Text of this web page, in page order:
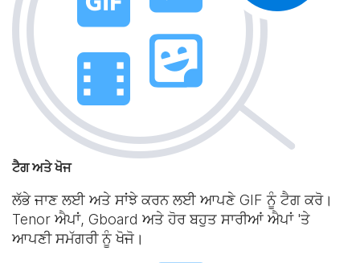
ਟੈਗ ਅਤੇ ਖੋਜ
ਲੱਭੇ ਜਾਣ ਲਈ ਅਤੇ ਸਾਂਝੇ ਕਰਨ ਲਈ ਆਪਣੇ GIF ਨੂੰ ਟੈਗ ਕਰੋ।
Tenor ਐਪਾਂ, Gboard ਅਤੇ ਹੋਰ ਬਹੁਤ ਸਾਰੀਆਂ ਐਪਾਂ 'ਤੇ
ਆਪਣੀ ਸਮੱਗਰੀ ਨੂੰ ਖੋਜੋ।